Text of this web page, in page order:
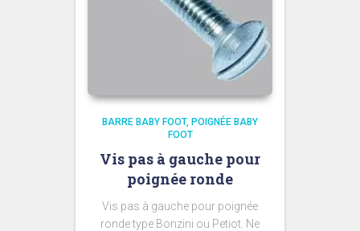
BARRE BABY FOOT POIGNÉE BABY
FOOT
Vis pas à gauche pour
poignée ronde
Vis pas à gauche pour poignée
ronde type Bonzini ou Petiot. Ne